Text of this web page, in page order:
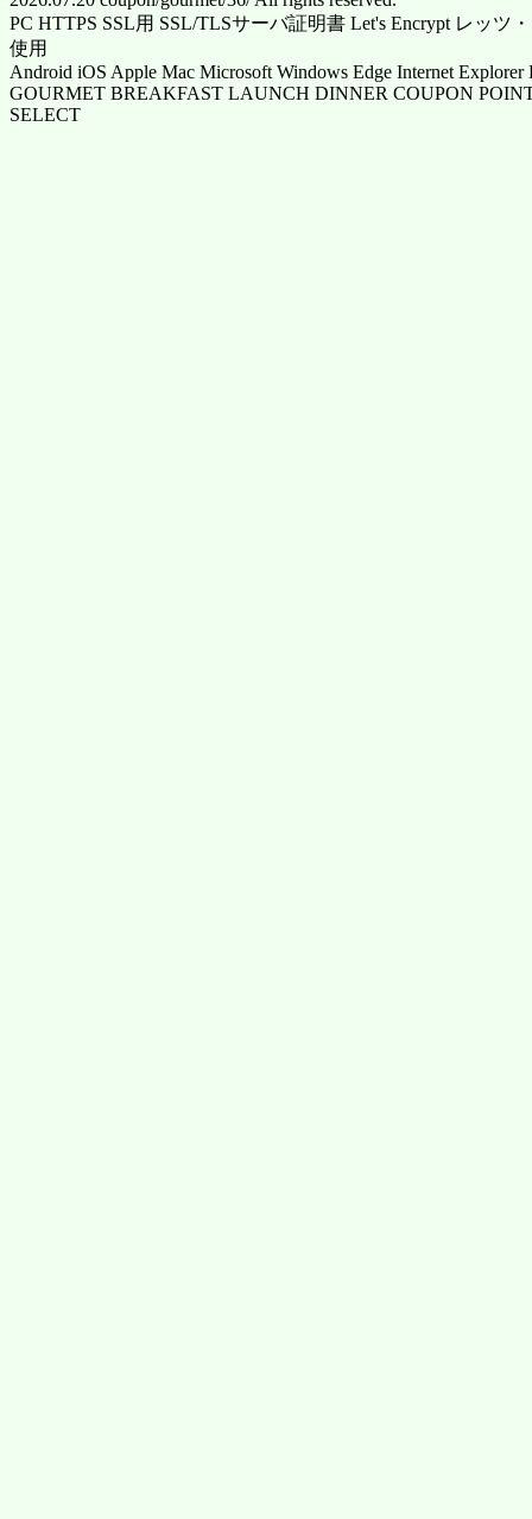
PC HTTPS SSL用 SSL/TLSサーバ証明書 Let's Encrypt レッツ
使用
Android iOS Apple Mac Microsoft Windows Edge Internet Explorer
GOURMET BREAKFAST LAUNCH DINNER COUPON
SELECT